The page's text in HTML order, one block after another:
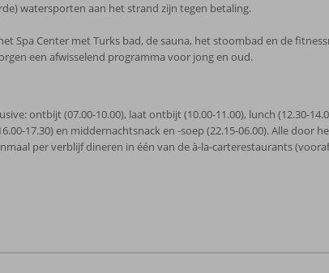
watersporten aan het strand zijn tegen betaling.
Spa Center met Turks bad, de sauna, het stoombad en de
een afwisselend programma voor jong en oud.
ontbijt (07.00-10.00), laat ontbijt (10.00-11.00), lunch (12.30-
17.30) en middernachtsnack en -soep (22.15-06.00). Alle
per verblijf dineren in één van de à-la-carterestaurants